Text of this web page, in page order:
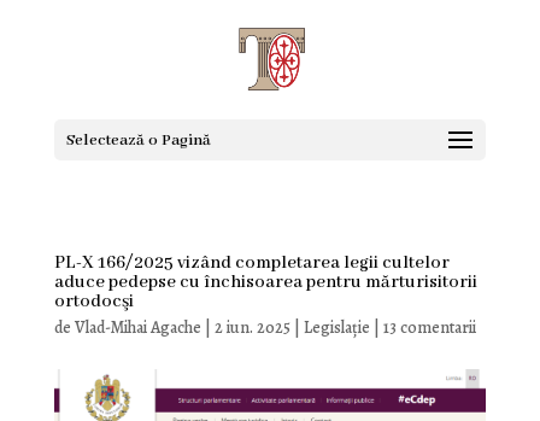
Selectează o Pagină
PL-X 166/2025 vizând completarea legii cultelor
aduce pedepse cu închisoarea pentru mărturisitorii
ortodocşi
de Vlad-Mihai Agache 2 iun. 2025| Legislație 13 comentarii